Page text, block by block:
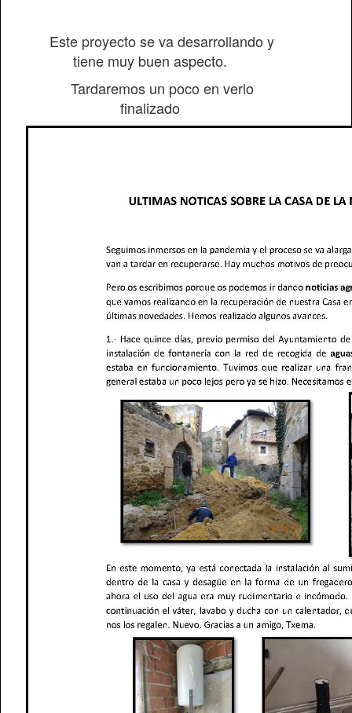
Este proyecto se va desarrollando y
tiene muy buen aspecto.
Tardaremos un poco en verlo
finalizado